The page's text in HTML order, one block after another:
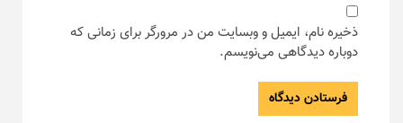
ذخیره نام، ایمیل و وبسایت من در مرورگر برای زمانی که
دوباره دیدگاهی می‌نویسم.